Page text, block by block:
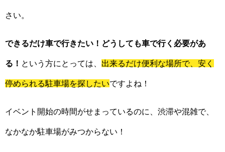
さい。
できるだけ車で行きたい！どうしても車で行く必要があ
る！ という方にとっては、 出来るだけ便利な場所で、安く
停められる駐車場を探したいですよね！
イベント開始の時間がせまっているのに、渋滞や混雑で、
なかなか駐車場がみつからない！